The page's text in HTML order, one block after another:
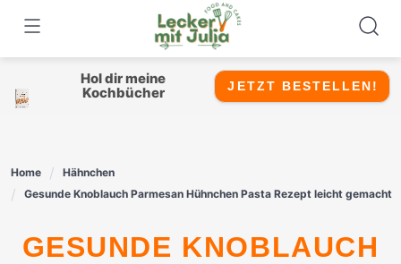
content
Hol dir meine
Kochbücher
JETZT BESTELLEN!
Home
Hähnchen
Gesunde Knoblauch Parmesan Hühnchen Pasta Rezept leicht gemacht
GESUNDE KNOBLAUCH